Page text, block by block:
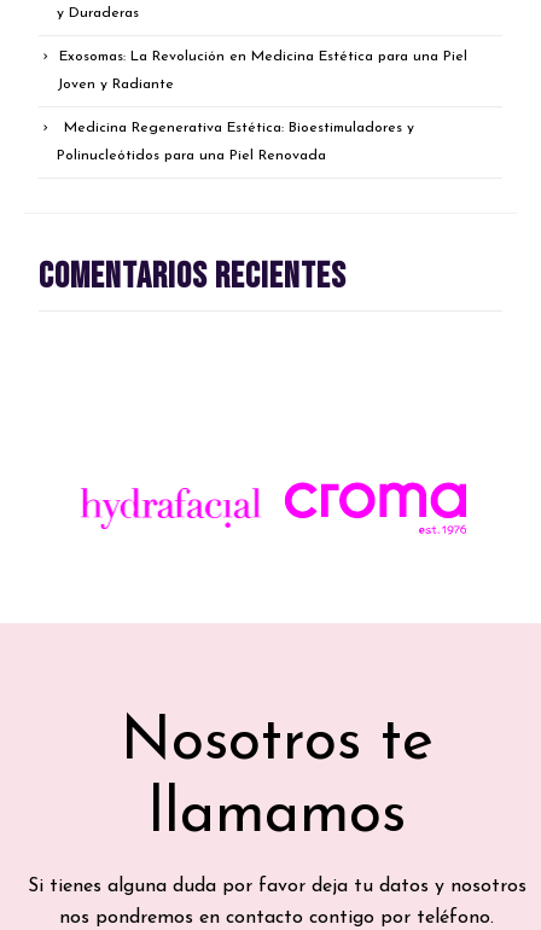
y Duraderas
Exosomas: La Revolución en Medicina Estética para una Piel
Joven y Radiante
Medicina Regenerativa Estética: Bioestimuladores y
Polinucleótidos para una Piel Renovada
Comentarios recientes
Nosotros te
llamamos
Si tienes alguna duda por favor deja tu datos y nosotros
nos pondremos en contacto contigo por teléfono.